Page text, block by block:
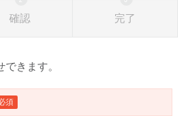
確認 完了
きます。
須